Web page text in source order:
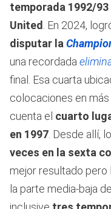
temporada 1992/
United
. En 2024,
disputar la
una recordada
final. Esa cuarta
colocaciones en
cuenta el cuarto
en 1997 . Desde allí,
veces en la sexta
mejor resultado pero
la parte media-baja